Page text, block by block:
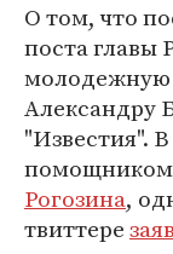
О том, что
поста главы
молодежную
Александру
"Известия".
помощником
Рогозина,
твиттере